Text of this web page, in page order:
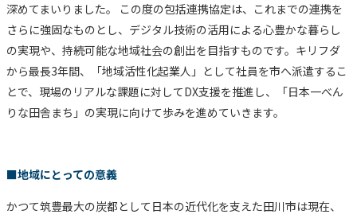
深めてまいりました。 この度の包括連携協定は、これまでの連携を
さらに強固なものとし、デジタル技術の活用による心豊かな暮らし
の実現や、持続可能な地域社会の創出を目指すものです。キリフダ
から最長3年間、「地域活性化起業人」として社員を市へ派遣するこ
とで、現場のリアルな課題に対してDX支援を推進し、「日本一べん
りな田舎まち」の実現に向けて歩みを進めていきます。
■地域にとっての意義
かつて筑豊最大の炭都として日本の近代化を支えた田川市は現在、